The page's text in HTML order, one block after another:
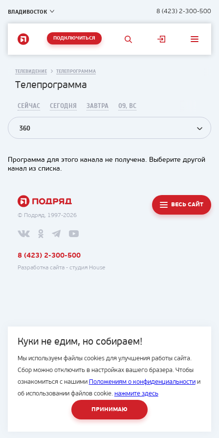
ВЛАДИВОСТОК 8 (423) 2-300-500
ПОДКЛЮЧИТЬСЯ
Куки не едим, но собираем!
Мы используем файлы cookies для улучшения работы сайта.
Сбор можно отключить в настройках вашего бразера. Чтобы
ознакомиться с нашими Положениям о конфиденциальностии
об использовании файлов cookie. нажмите здесь
ПРИНИМАЮ
ТЕЛЕВИДЕНИЕ ТЕЛЕПРОГРАММА
Телепрограмма
СЕЙЧАС СЕГОДНЯ ЗАВТРА 09, ВС
360
Программа для этого канала не получена. Выберите другой
канал из списка.
© Подряд, 1997-2026
ВЕСЬ САЙТ
8 (423) 2-300-500
Разработка сайта - студия House